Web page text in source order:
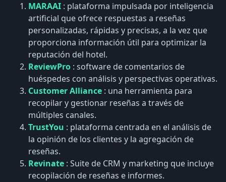
MARAAI : plataforma impulsada por inteligencia
artificial que ofrece respuestas a reseñas
personalizadas, rápidas y precisas, a la vez que
proporciona información útil para optimizar la
reputación del hotel.
ReviewPro : software de comentarios de
huéspedes con análisis y perspectivas operativas.
Customer Alliance : una herramienta para
recopilar y gestionar reseñas a través de
múltiples canales.
TrustYou : plataforma centrada en el análisis de
la opinión de los clientes y la agregación de
reseñas.
Revinate : Suite de CRM y marketing que incluye
recopilación de reseñas e informes.